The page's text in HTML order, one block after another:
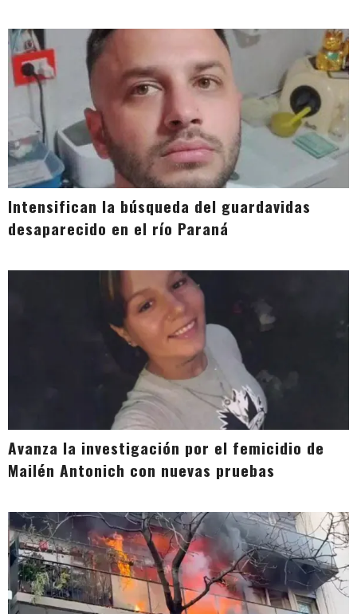
Intensifican la búsqueda del guardavidas
desaparecido en el río Paraná
Avanza la investigación por el femicidio de
Mailén Antonich con nuevas pruebas